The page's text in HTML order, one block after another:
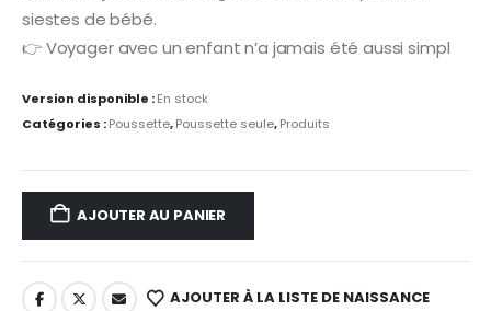
siestes de bébé.
👉 Voyager avec un enfant n’a jamais été aussi simpl
Version disponible :En stock
Catégories :Poussette,Poussette seule,Produits
AJOUTER AU PANIER
AJOUTER À LA LISTE DE NAISSANCE